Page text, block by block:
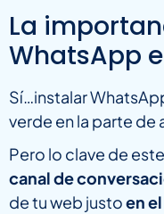
La
WhatsApp
Sí…instalar
verde en la parte de
Pero lo clave de
canal de
de tu web justoen